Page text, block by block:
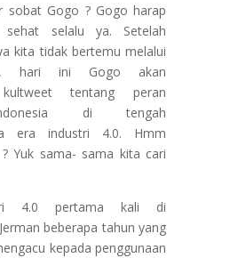
sobat Gogo ? Gogo harap
selalu ya. Setelah
kita tidak bertemu melalui
hari ini Gogo akan
kultweet tentang peran
di tengah
era industri 4.0. Hmm
Yuk sama- sama kita cari
4.0 pertama kali di
beberapa tahun yang
kepada penggunaan